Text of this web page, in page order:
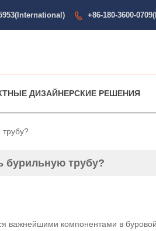
 +86-180-3600-
ДИЗАЙНЕРСКИЕ РЕШЕНИЯ
трубу?
бурильную трубу?
важнейшими компонентами в